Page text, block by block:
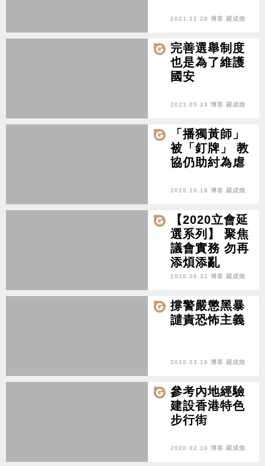
2021.12.28 博客 羅成煥
完善選舉制度
也是為了維護
國安
2021.05.23 博客 羅成煥
「播獨黃師」
被「釘牌」 教
協仍助紂為虐
2020.10.18 博客 羅成煥
【2020立會延
選系列】 聚焦
議會實務 勿再
添煩添亂
2020.08.31 博客 羅成煥
撐警嚴懲黑暴
譴責恐怖主義
2020.03.18 博客 羅成煥
參考內地經驗
建設香港特色
步行街
2020.02.10 博客 羅成煥